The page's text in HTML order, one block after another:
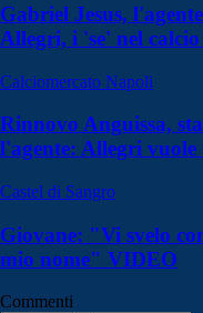
Gabriel Jesus,
Allegri, i 'se' nel
Calciomercato Napoli
Rinnovo Anguissa,
l'agente: Allegri vuole
Castel di Sangro
Giovane: "Vi svelo
mio nome" VIDEO
Commenti